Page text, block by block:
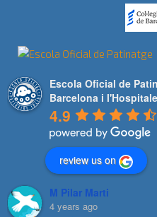
Escola Oficial de
Barcelona i
4.9
review us on
M Pilar Marti
4 years ago